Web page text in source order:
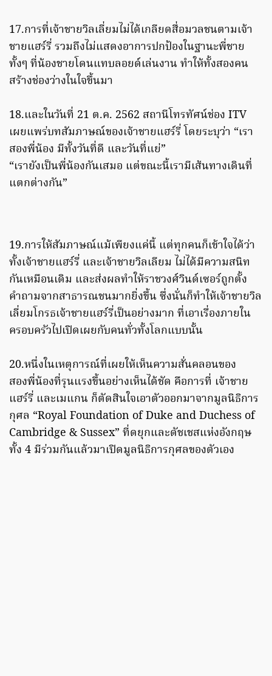
17.การที่เจ้าชายวิลเลี่ยมไม่ได้เกลียดสื่อมวลชนตามเจ้า
ชายแฮร์รี่ รวมถึงไม่แสดงอาการปกป้องในฐานะพี่ชาย
ทั้งๆ ที่น้องชายโดนแทบลอยด์เล่นงาน ทำให้ทั้งสองคน
สร้างช่องว่างในใจขึ้นมา
18.และในวันที่ 21 ต.ค. 2562 สถานีโทรทัศน์ช่อง ITV
เผยแพร่บทสัมภาษณ์ของเจ้าชายแฮร์รี่ โดยระบุว่า “เรา
สองพี่น้อง มีทั้งวันที่ดี และวันที่แย่”
“เรายังเป็นพี่น้องกันเสมอ แต่ขณะนี้เรามีเส้นทางเดินที่
แตกต่างกัน”
19.การให้สัมภาษณ์แม้เพียงแค่นี้ แต่ทุกคนก็เข้าใจได้ว่า
ทั้งเจ้าชายแฮร์รี่ และเจ้าชายวิลเลียม ไม่ได้มีความสนิท
กันเหมือนเดิม และส่งผลทำให้ราชวงศ์วินด์เซอร์ถูกตั้ง
คำถามจากสาธารณชนมากยิ่งขึ้น ซึ่งนั่นก็ทำให้เจ้าชายวิล
เลี่ยมโกรธเจ้าชายแฮร์รี่เป็นอย่างมาก ที่เอาเรื่องภายใน
ครอบครัวไปเปิดเผยกับคนทั่วทั้งโลกแบบนั้น
20.หนึ่งในเหตุการณ์ที่เผยให้เห็นความสั่นคลอนของ
สองพี่น้องที่รุนแรงขึ้นอย่างเห็นได้ชัด คือการที่ เจ้าชาย
แฮร์รี่ และเมแกน ก็ตัดสินใจเอาตัวออกมาจากมูลนิธิการ
กุศล “Royal Foundation of Duke and Duchess of
Cambridge & Sussex” ที่ดยุกและดัชเชสแห่งอังกฤษ
ทั้ง 4 มีร่วมกันแล้วมาเปิดมูลนิธิการกุศลของตัวเอง